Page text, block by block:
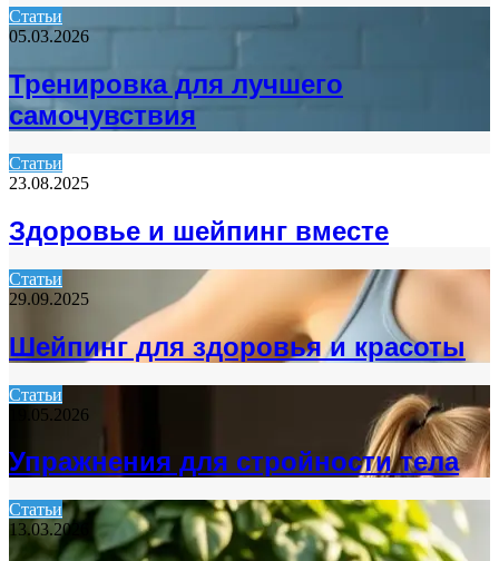
Статьи
05.03.2026
Тренировка для лучшего
самочувствия
Статьи
23.08.2025
Здоровье и шейпинг вместе
Статьи
29.09.2025
Шейпинг для здоровья и красоты
Статьи
19.05.2026
Упражнения для стройности тела
Статьи
13.03.2026